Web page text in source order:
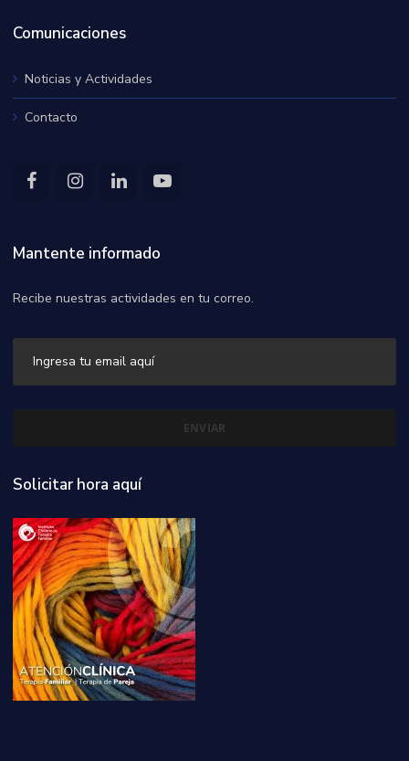
Comunicaciones
Noticias y Actividades
Contacto
Mantente informado
Recibe nuestras actividades en tu correo.
Solicitar hora aquí